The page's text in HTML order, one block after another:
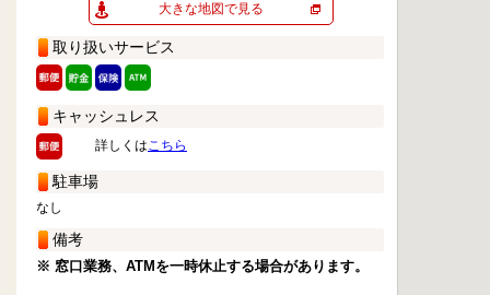
大きな地図で見る
取り扱いサービス
キャッシュレス
詳しくはこちら
駐車場
なし
備考
※ 窓口業務、ATMを一時休止する場合があります。